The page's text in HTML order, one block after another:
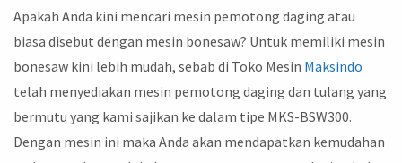
Apakah Anda kini mencari mesin pemotong daging atau
biasa disebut dengan mesin bonesaw? Untuk memiliki mesin
bonesaw kini lebih mudah, sebab di Toko Mesin Maksindo
telah menyediakan mesin pemotong daging dan tulang yang
bermutu yang kami sajikan ke dalam tipe MKS-BSW300.
Dengan mesin ini maka Anda akan mendapatkan kemudahan